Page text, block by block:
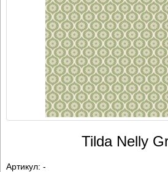
Tilda Nelly
Артикул: -